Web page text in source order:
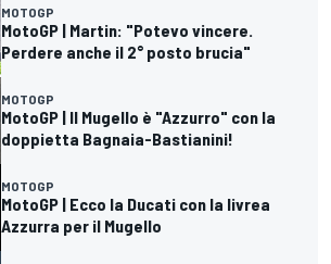
MOTOGP
MotoGP | Martin: "Potevo vincere.
Perdere anche il 2° posto brucia"
MOTOGP
MotoGP | Il Mugello è "Azzurro" con la
doppietta Bagnaia-Bastianini!
MOTOGP
MotoGP | Ecco la Ducati con la livrea
Azzurra per il Mugello